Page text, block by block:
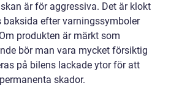
är för aggressiva. Det är klokt
efter varningssymboler
produkten är märkt som
bör man vara mycket försiktig
på bilens lackade ytor för att
skador.